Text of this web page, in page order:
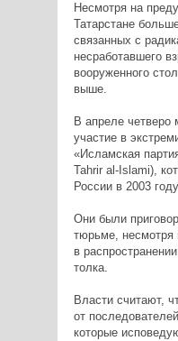
Несмотря на
Татарстане
связанных с
несработавшего
вооруженного
выше.
В апреле
участие в
«Исламская
Tahrir al-Islami),
России в 2003
Они были
тюрьме, несмотря
в
толка.
Власти считают,
от
которые